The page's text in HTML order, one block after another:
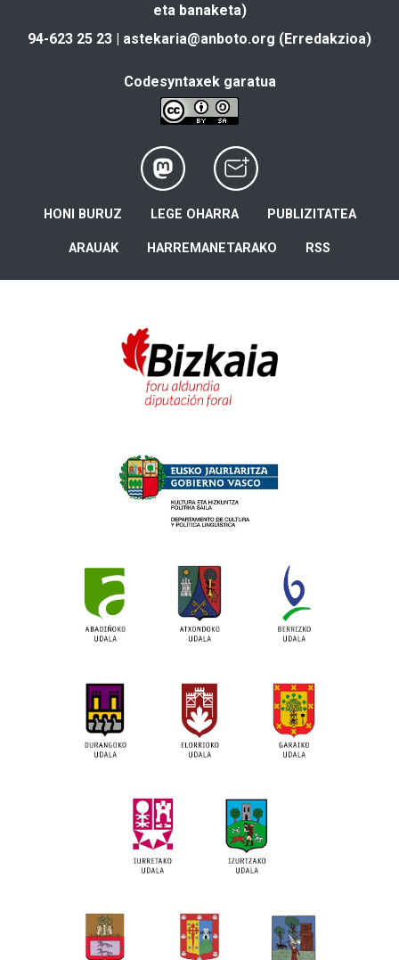
eta banaketa)
94-623 25 23 | astekaria@anboto.org (Erredakzioa)
Codesyntaxek garatua
HONI BURUZ LEGE OHARRA PUBLIZITATEA
ARAUAK HARREMANETARAKO RSS